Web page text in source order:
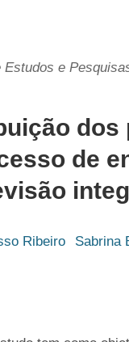
Estudos e
dos
de
Ribeiro Sabrina